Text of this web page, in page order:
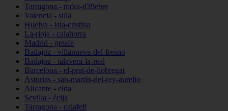
Tarragona - móra-d39ebre
Valencia - silla
Huelva - isla-cristina
La-rioja - calahorra
Madrid - getafe
Badajoz - villanueva-del-fresno
Badajoz - talavera-la-real
Barcelona - el-prat-de-llobregat
Asturias - san-martín-del-rey-aurelio
Alicante - elda
Sevilla - écija
Tarragona - calafell